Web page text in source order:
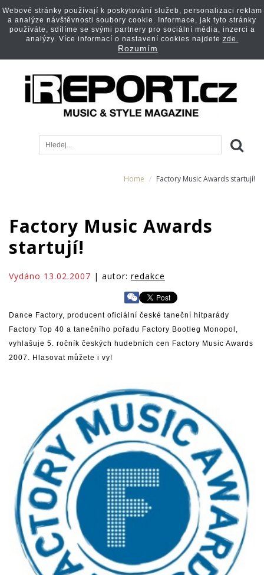
Home Factory Music Awards startují!
Factory Music Awards
startují!
Vydáno 13.02.2007 | autor: redakce
Dance Factory, producent oficiální české taneční hitparády
Factory Top 40 a tanečního pořadu Factory Bootleg Monopol,
vyhlašuje 5. ročník českých hudebních cen Factory Music Awards
2007. Hlasovat můžete i vy!
Webové stránky používají k poskytování služeb, personalizaci reklam
a analýze návštěvnosti soubory cookie. Informace, jak tyto stránky
používáte, sdílíme se svými partnery pro sociální média, inzerci a
analýzy. Více informací o nastavení cookies najdete zde.
Rozumím